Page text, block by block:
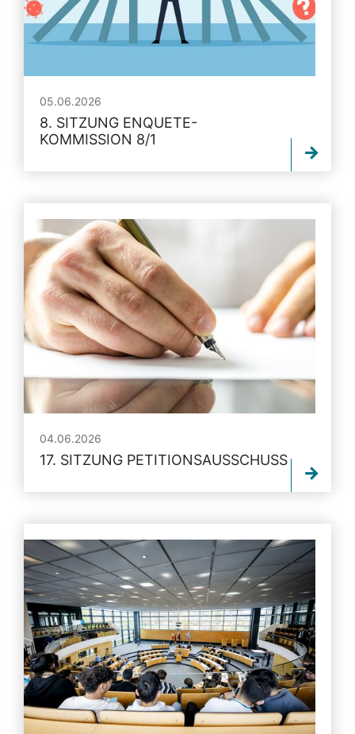
05.06.2026
8. SITZUNG ENQUETE-
KOMMISSION 8/1
04.06.2026
17. SITZUNG PETITIONSAUSSCHUSS